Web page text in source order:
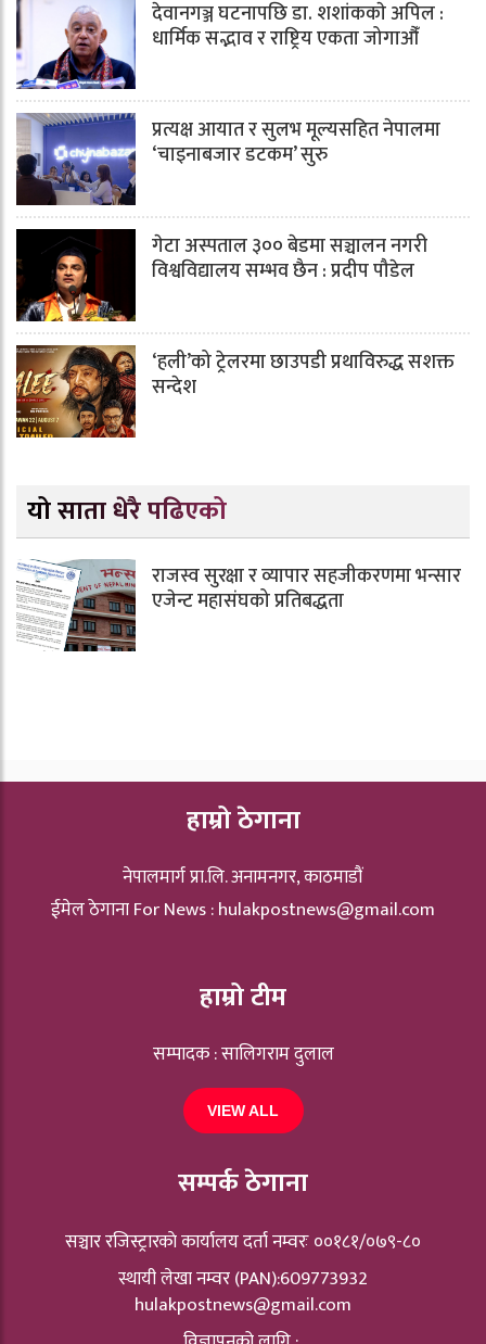
देवानगञ्ज घटनापछि डा. शशांककाे अपिल :
धार्मिक सद्भाव र राष्ट्रिय एकता जोगाऔँ
प्रत्यक्ष आयात र सुलभ मूल्यसहित नेपालमा
‘चाइनाबजार डटकम’ सुरु
गेटा अस्पताल ३०० बेडमा सञ्चालन नगरी
विश्वविद्यालय सम्भव छैन : प्रदीप पौडेल
‘हली’को ट्रेलरमा छाउपडी प्रथाविरुद्ध सशक्त
सन्देश
यो साता धेरै पढिएको
राजस्व सुरक्षा र व्यापार सहजीकरणमा भन्सार
एजेन्ट महासंघको प्रतिबद्धता
हाम्रो ठेगाना
नेपालमार्ग प्रा.लि. अनामनगर, काठमाडौं
ईमेल ठेगाना For News :hulakpostnews@gmail.com
हाम्रो टीम
सम्पादक : सालिगराम दुलाल
VIEW ALL
सम्पर्क ठेगाना
सञ्चार रजिस्ट्रारकाे कार्यालय दर्ता नम्वरः ००१८१/०७९-८०
स्थायी लेखा नम्वर (PAN):609773932
hulakpostnews@gmail.com